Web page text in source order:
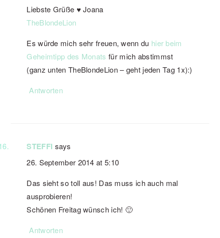
Liebste Grüße ♥ Joana
TheBlondeLion
Es würde mich sehr freuen, wenn du hier beim
Geheimtipp des Monats für mich abstimmst
(ganz unten TheBlondeLion – geht jeden Tag 1x):)
Antworten
STEFFI says
26. September 2014 at 5:10
Das sieht so toll aus! Das muss ich auch mal
ausprobieren!
Schönen Freitag wünsch ich! 🙂
Antworten